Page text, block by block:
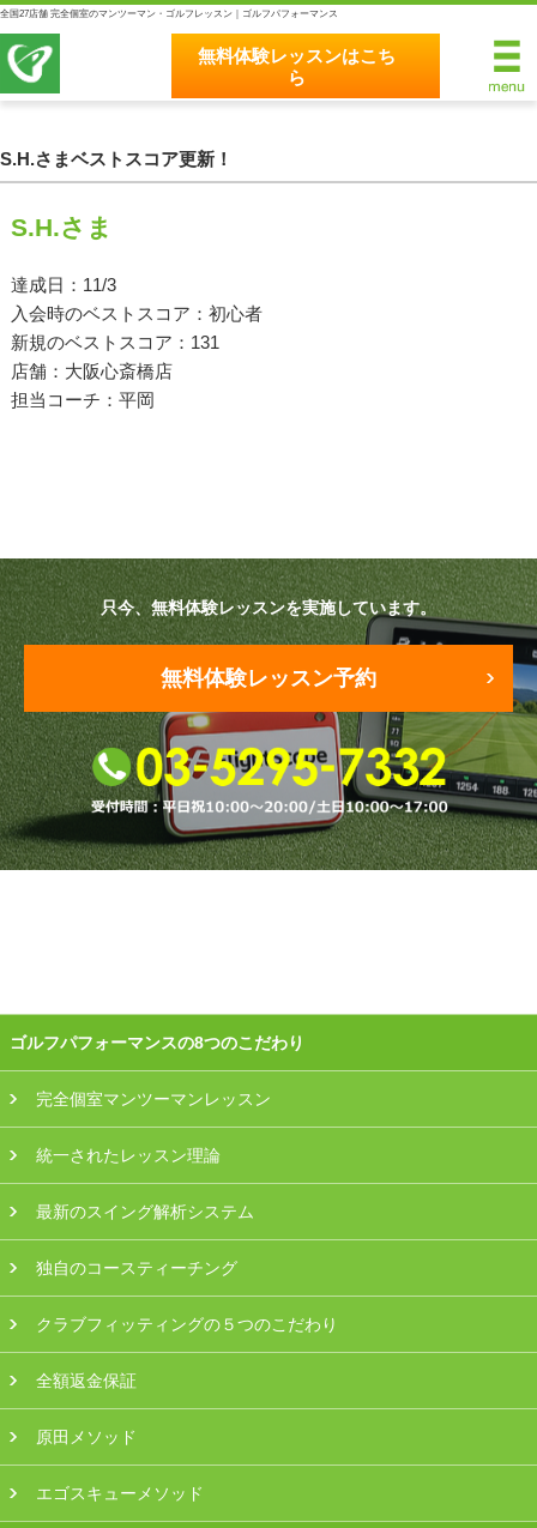
全国27店舗 完全個室のマンツーマン・ゴルフレッスン｜ゴルフパフォーマンス
無料体験レッスンはこち
ら
無料体験レッスンはこちら
統一されたレッスン理論
最新のスイング解析システム
原田メソッド
エゴスキューメソッド
ゴルフが楽しみたい（初心者）
短期間での上達（初心者）
シングルを目指したい（中・上級者）
プラン・料金
店舗一覧
東京
関東（神奈川・埼玉・千葉）
中部（静岡・愛知）
関西（大阪・兵庫・滋賀）
受講生の声
S.H.さまベストスコア更新！
S.H.さま
達成日：11/3
入会時のベストスコア：初心者
新規のベストスコア：131
店舗：大阪心斎橋店
担当コーチ：平岡
只今、無料体験レッスンを実施しています。
無料体験レッスン予約
ゴルフパフォーマンスの8つのこだわり
完全個室マンツーマンレッスン
統一されたレッスン理論
最新のスイング解析システム
独自のコースティーチング
クラブフィッティングの５つのこだわり
全額返金保証
原田メソッド
エゴスキューメソッド